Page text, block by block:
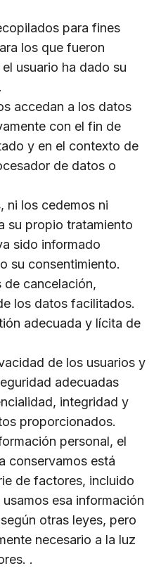
para fines
los que fueron
usuario ha dado su
accedan a los datos
con el fin de
y en el contexto de
de datos o
ni los cedemos ni
su propio tratamiento
sido informado
su consentimiento.
cancelación,
los datos facilitados.
adecuada y lícita de
de los usuarios y
adecuadas
integridad y
proporcionados.
personal, el
conservamos está
de factores, incluido
esa información
otras leyes, pero
necesario a la luz
.